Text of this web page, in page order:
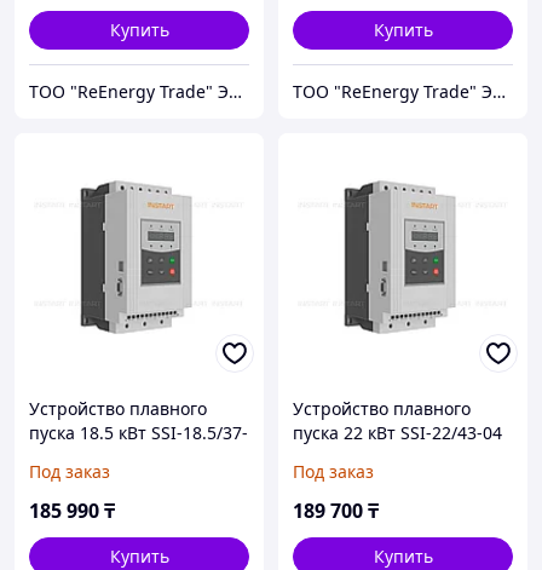
Купить
ТОО "ReEnergy Trade" Энергоэффективные технологии и оборудование
Купить
ТОО "ReEnergy Trade" Энергоэффективные технологии и оборудование
Устройство плавного
пуска 18.5 кВт SSI-18.5/37-
Под заказ
185 990₸
Купить
Устройство плавного
пуска 22 кВт SSI-22/43-04
Под заказ
189 700₸
Купить